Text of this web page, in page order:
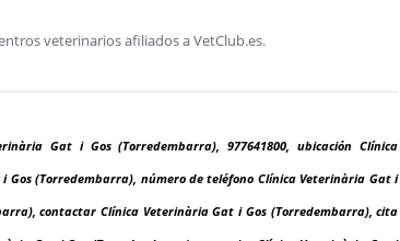
veterinarios afiliados a VetClub.es.
Gat i Gos (Torredembarra), 977641800, ubicación Clínica
(Torredembarra), número de teléfono Clínica Veterinària Gat i
contactar Clínica Veterinària Gat i Gos (Torredembarra), cita